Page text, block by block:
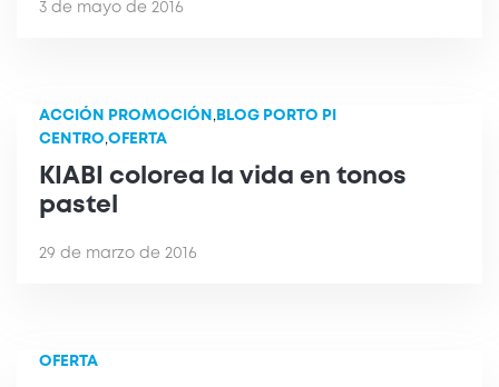
3 de mayo de 2016
ACCIÓN PROMOCIÓN , BLOG PORTO PI
CENTRO,OFERTA
KIABI colorea la vida en tonos
pastel
29 de marzo de 2016
OFERTA